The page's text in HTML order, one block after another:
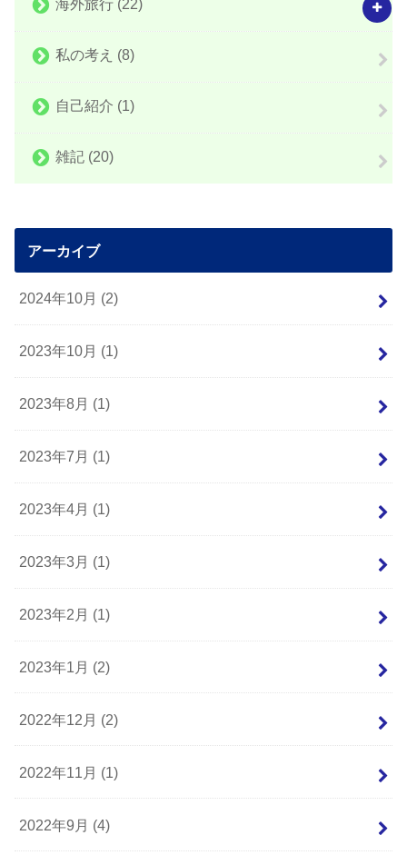
海外旅行 (22)
私の考え (8)
自己紹介 (1)
雑記 (20)
アーカイブ
2024年10月 (2)
2023年10月 (1)
2023年8月 (1)
2023年7月 (1)
2023年4月 (1)
2023年3月 (1)
2023年2月 (1)
2023年1月 (2)
2022年12月 (2)
2022年11月 (1)
2022年9月 (4)